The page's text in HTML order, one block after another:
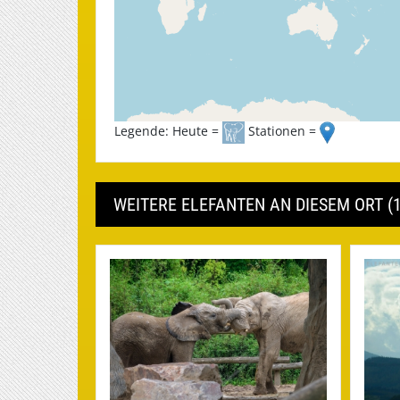
Legende: Heute = Stationen =
WEITERE ELEFANTEN AN DIESEM ORT